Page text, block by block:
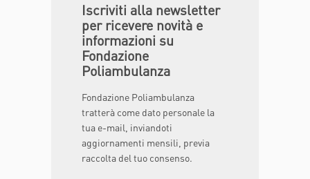
Iscriviti alla newsletter
per ricevere novità e
informazioni su
Fondazione
Poliambulanza
Fondazione Poliambulanza
tratterà come dato personale la
tua e-mail, inviandoti
aggiornamenti mensili, previa
raccolta del tuo consenso.